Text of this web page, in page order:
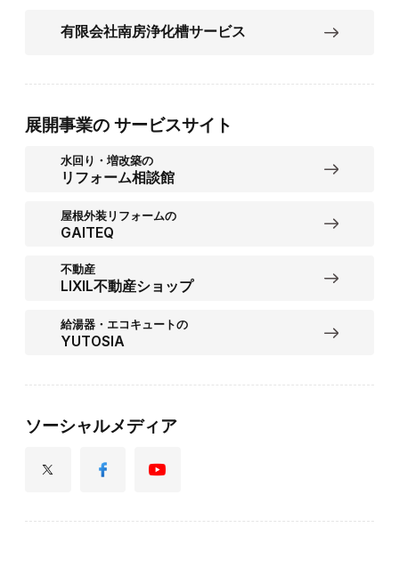
有限会社南房浄化槽サービス
展開事業の サービスサイト
水回り・増改築の
リフォーム相談館
屋根外装リフォームの
GAITEQ
不動産
LIXIL不動産ショップ
給湯器・エコキュートの
YUTOSIA
ソーシャルメディア